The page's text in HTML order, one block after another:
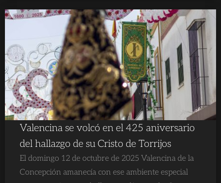
Valencina se volcó en el 425 aniversario
del hallazgo de su Cristo de Torrijos
El domingo 12 de octubre de 2025 Valencina de la
Concepción amanecía con ese ambiente especial